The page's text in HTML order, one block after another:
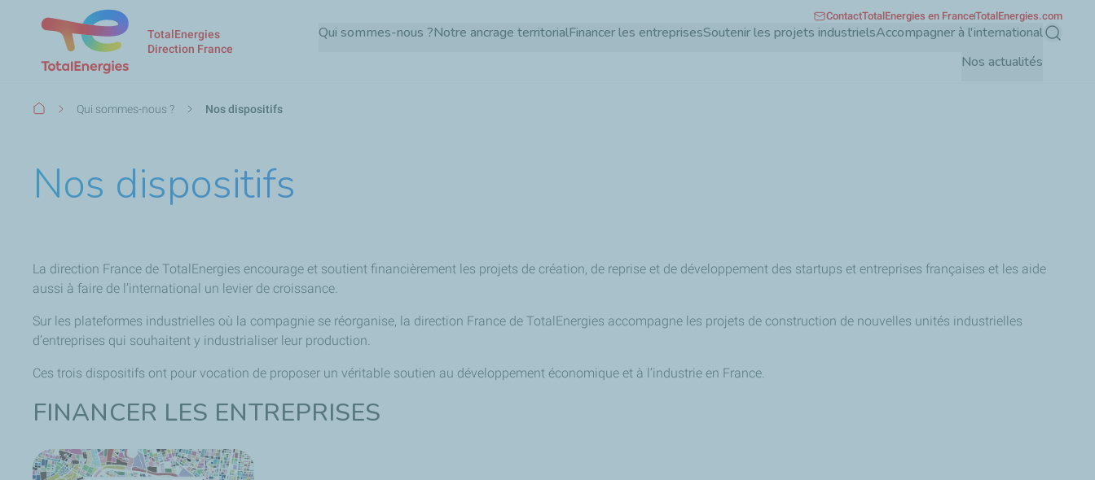
Aller
TotalEnergies
Direction France
Qui sommes-nous ?Notre ancrage territorialFinancer les entreprisesSoutenir les projets industrielsAccompagner à l'international
Nos actualités
ContactTotalEnergies en FranceTotalEnergies.com
Fil
Qui sommes-nous ? Nos dispositifs
Nos dispositifs
La direction France de TotalEnergies encourage et soutient financièrement les projets de création, de reprise et de développement des startups et entreprises françaises et les aide
aussi à faire de l’international un levier de croissance.
Sur les plateformes industrielles où la compagnie se réorganise, la direction France de TotalEnergies accompagne les projets de construction de nouvelles unités industrielles
d’entreprises qui souhaitent y industrialiser leur production.
Ces trois dispositifs ont pour vocation de proposer un véritable soutien au développement économique et à l’industrie en France.
FINANCER LES ENTREPRISES